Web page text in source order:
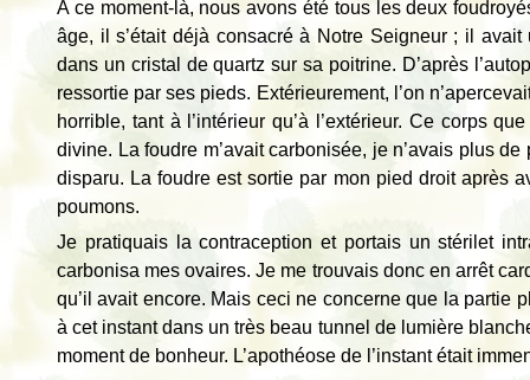
A ce moment-là, nous avons été tous les deux
âge, il s’était déjà consacré à Notre Seigneur ; il
dans un cristal de quartz sur sa poitrine. D’après
ressortie par ses pieds. Extérieurement, l’on
horrible, tant à l’intérieur qu’à l’extérieur. Ce corps
divine. La foudre m’avait carbonisée, je n’avais plus
disparu. La foudre est sortie par mon pied droit après
poumons.
Je pratiquais la contraception et portais un stérilet
carbonisa mes ovaires. Je me trouvais donc en arrêt
qu’il avait encore. Mais ceci ne concerne que la partie
à cet instant dans un très beau tunnel de lumière
moment de bonheur. L’apothéose de l’instant était